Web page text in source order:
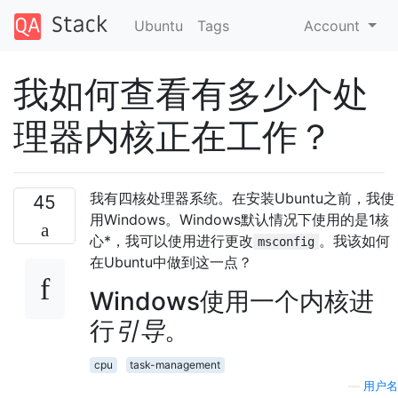
Ubuntu Tags Account
我如何查看有多少个处
理器内核正在工作？
45
我有四核处理器系统。在安装Ubuntu之前，我使
用Windows。Windows默认情况下使用的是1核
心*，我可以使用进行更改 msconfig 。我该如何
在Ubuntu中做到这一点？
Windows使用一个内核进
行引导。
cpu
task-management
用户名